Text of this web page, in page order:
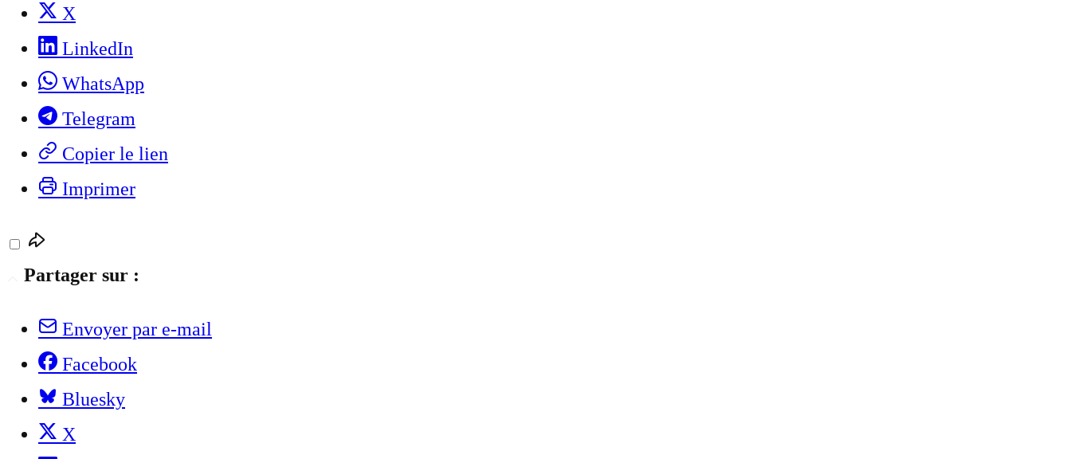
X
LinkedIn
WhatsApp
Telegram
Copier le lien
Imprimer
Partager sur :
Envoyer par e-mail
Facebook
Bluesky
X